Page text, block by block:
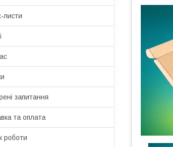
листи
запитання
та оплата
роботи